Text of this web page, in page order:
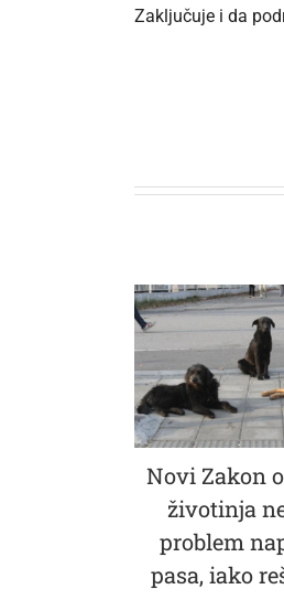
Zaključuje i da
Novi Zakon
životinja
problem
pasa, iako